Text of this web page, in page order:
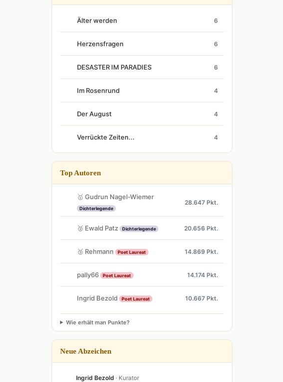
Älter werden 6
Herzensfragen 6
DESASTER IM PARADIES 6
Im Rosenrund 4
Der August 4
Verrückte Zeiten... 4
Top Autoren
🥇 Gudrun Nagel-Wiemer
Dichterlegende
28.647 Pkt.
🥈 Ewald Patz Dichterlegende 20.656 Pkt.
🥉 Rehmann Poet Laureat 14.869 Pkt.
pally66 Poet Laureat 14.174 Pkt.
Ingrid Bezold Poet Laureat 10.667 Pkt.
Wie erhält man Punkte?
Neue Abzeichen
Ingrid Bezold · Kurator